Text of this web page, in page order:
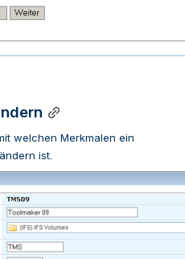
welchen Merkmalen ein
ist.